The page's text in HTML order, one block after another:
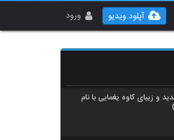
ورود آپلود ویدیو
و زیبای سینا سرلک با نام
و زیبای کاوه یغمایی با نام